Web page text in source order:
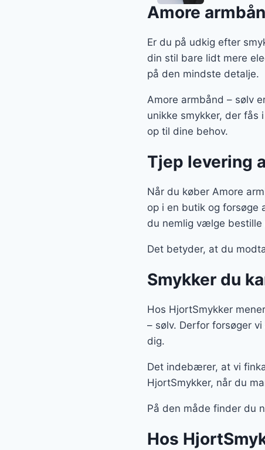
Amore
Er du på udkig efter
din stil bare lidt mere
på den mindste detalje.
Amore armbånd – sølv
unikke smykker, der
op til dine behov.
Tjep levering
Når du køber Amore
op i en butik og forsøge
du nemlig vælge bestille
Det betyder, at du
Smykker du
Hos HjortSmykker
– sølv. Derfor forsøger
dig.
Det indebærer, at vi
HjortSmykker, når du
På den måde finder du
Hos